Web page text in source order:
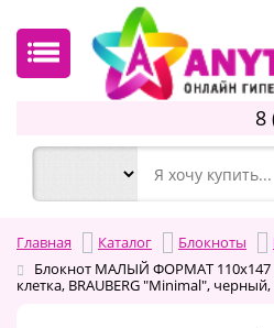
8
Главная Каталог Блокноты
Блокнот МАЛЫЙ ФОРМАТ 110х147
клетка, BRAUBERG "Minimal", черный,